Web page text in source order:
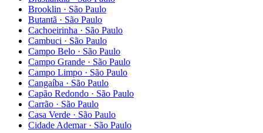
Brooklin · São Paulo
Butantã · São Paulo
Cachoeirinha · São Paulo
Cambuci · São Paulo
Campo Belo · São Paulo
Campo Grande · São Paulo
Campo Limpo · São Paulo
Cangaíba · São Paulo
Capão Redondo · São Paulo
Carrão · São Paulo
Casa Verde · São Paulo
Cidade Ademar· São Paulo